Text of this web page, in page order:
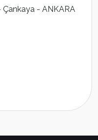
Çankaya - ANKARA